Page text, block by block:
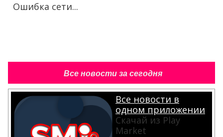
Ошибка сети...
Все новости за сегодня
Все новости в
одном приложении
Скачай из Play
Market